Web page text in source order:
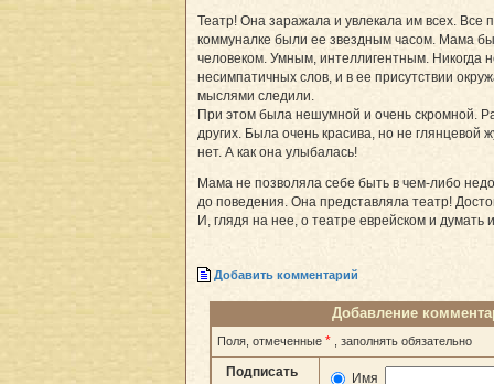
Театр! Она заражала и увлекала им всех. Все
коммуналке были ее звездным часом. Мама
человеком. Умным, интеллигентным. Никогда
несимпатичных слов, и в ее присутствии
мыслями следили.
При этом была нешумной и очень скромной.
других. Была очень красива, но не глянцевой
нет. А как она улыбалась!
Мама не позволяла себе быть в чем-либо
до поведения. Она представляла театр!
И, глядя на нее, о театре еврейском и думать
Добавить комментарий
Добавление
Поля, отмеченные * , заполнять обязательно
Подписать
Имя